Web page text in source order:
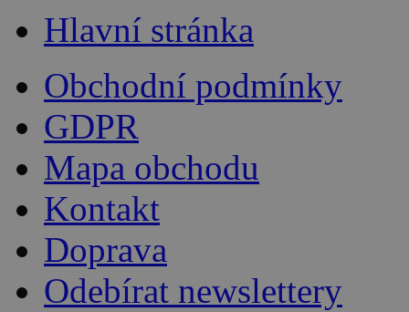
Hlavní stránka
Obchodní podmínky
GDPR
Mapa obchodu
Kontakt
Doprava
Odebírat newslettery